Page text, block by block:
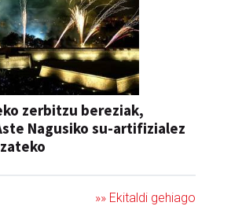
zerbitzu bereziak,
Nagusiko su-artifizialez
»» Ekitaldi gehiago